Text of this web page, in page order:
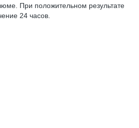
При положительном результате
24 часов.